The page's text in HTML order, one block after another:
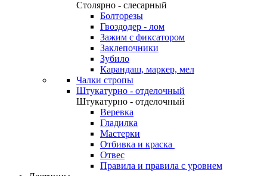
Столярно - слесарный
Болторезы
Гвоздодер - лом
Зажим с фиксатором
Заклепочники
Зубило
Карандаш, маркер, мел
Чалки стропы
Штукатурно - отделочный
Штукатурно - отделочный
Веревка
Гладилка
Мастерки
Отбивка и краска
Отвес
Правила и правила с уровнем